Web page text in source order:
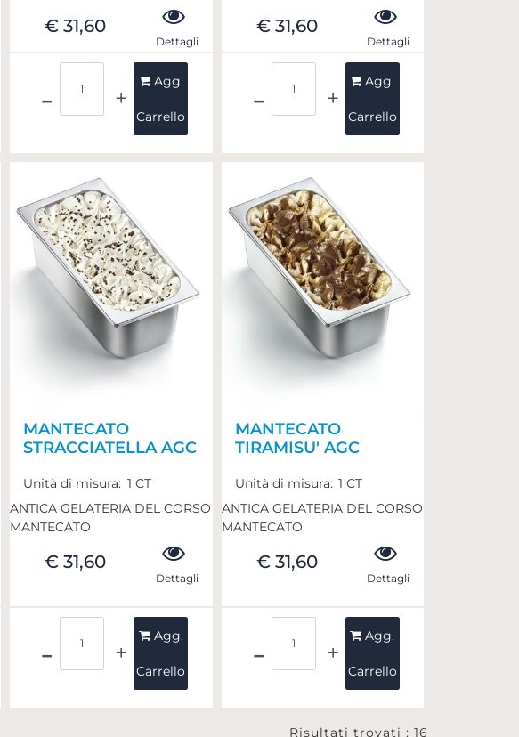
€ 31,60
Dettagli
Agg.
Carrello
€ 31,60
Dettagli
Agg.
Carrello
MANTECATO
STRACCIATELLA AGC
Unità di misura: 1 CT
ANTICA GELATERIA DEL CORSO
MANTECATO
€ 31,60
Dettagli
Agg.
Carrello
MANTECATO
TIRAMISU' AGC
Unità di misura: 1 CT
ANTICA GELATERIA DEL CORSO
MANTECATO
€ 31,60
Dettagli
Agg.
Carrello
Risultati trovati : 16